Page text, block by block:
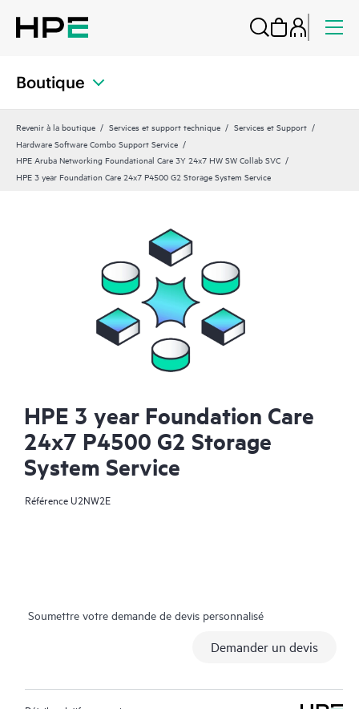
Boutique
Revenir à la boutique Services et support technique
Services et Support
Hardware Software Combo Support Service
HPE Aruba Networking Foundational Care 3Y 24x7 HW SW Collab SVC
HPE 3 year Foundation Care 24x7 P4500 G2 Storage System Service
HPE 3 year Foundation Care
24x7 P4500 G2 Storage
System Service
RéférenceU2NW2E
Soumettre votre demande de devis personnalisé
Demander un devis